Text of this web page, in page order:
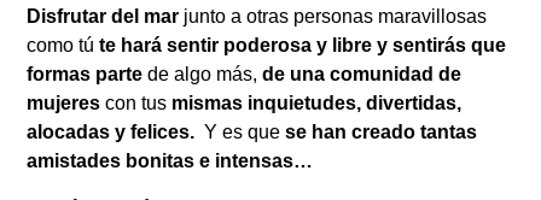
Disfrutar del mar junto a otras personas maravillosas
como tú te hará sentir poderosa y libre y sentirás que
formas partede algo más, de una comunidad de
mujerescon tus mismas inquietudes, divertidas,
alocadas y felices.Y es quese han creado tantas
amistades bonitas e intensas…